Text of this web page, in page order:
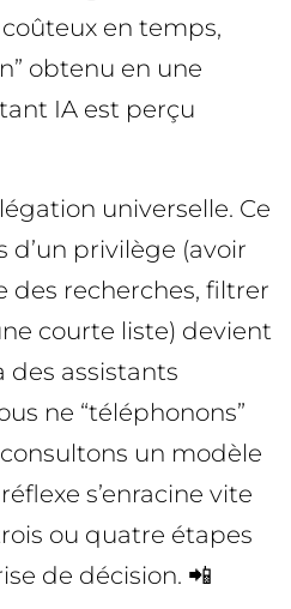
en temps,
obtenu en une
IA est perçu
universelle. Ce
privilège (avoir
des recherches, filtrer
courte liste) devient
des assistants
ne “téléphonons”
un modèle
s’enracine vite
ou quatre étapes
de décision. 📲